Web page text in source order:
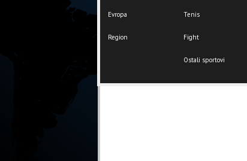
Evropa
Region
Tenis
Fight
Ostali sportovi